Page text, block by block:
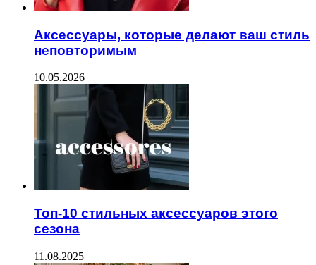
Аксессуары, которые делают ваш стиль
неповторимым
10.05.2026
Топ-10 стильных аксессуаров этого
сезона
11.08.2025